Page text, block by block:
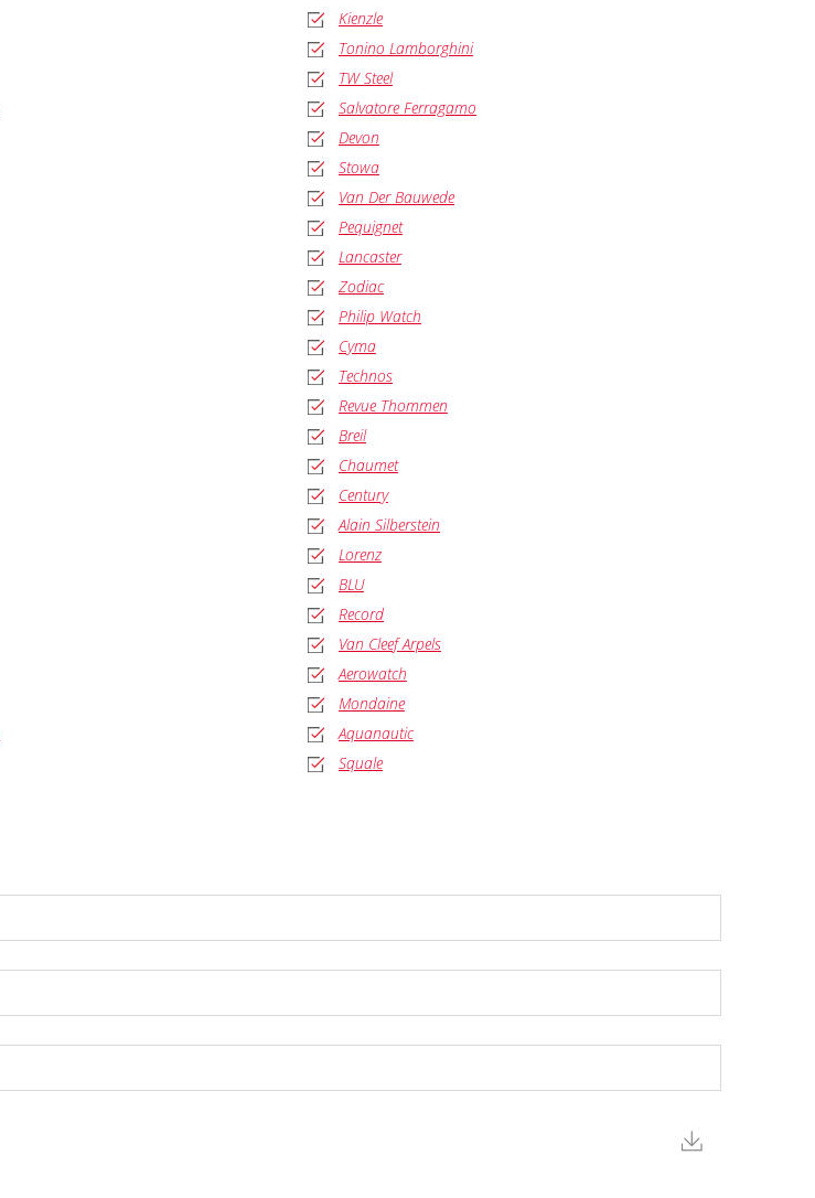
Kienzle
Tonino Lamborghini
TW Steel
Salvatore Ferragamo
Devon
Stowa
Van Der Bauwede
Pequignet
Lancaster
Zodiac
Philip Watch
Cyma
Technos
Revue Thommen
Breil
Chaumet
Century
Alain Silberstein
Lorenz
BLU
Record
Van Cleef Arpels
Aerowatch
Mondaine
Aquanautic
Squale